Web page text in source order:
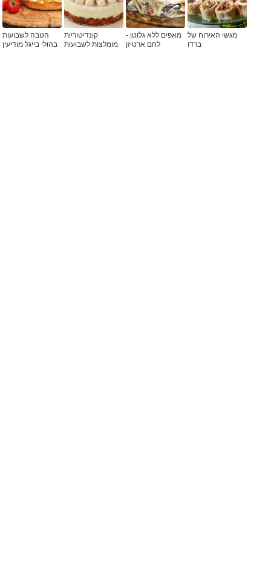
מגשי האירוח של
ברדו
מאפים ללא גלוטן -
לחם ארטיזן
קונדיטוריות
מומלצות לשבועות
הטבה לשבועות
בהולי בייגל מודיעין